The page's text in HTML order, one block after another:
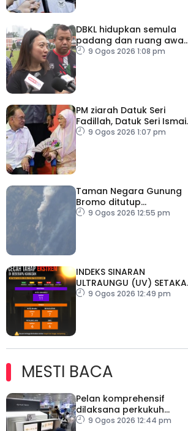
DBKL hidupkan semula
padang dan ruang
untuk semua golongan
9 Ogos 2026 1:08 pm
PM ziarah Datuk Seri
Fadillah, Datuk Seri Ismail
Sabri di IJN
9 Ogos 2026 1:07 pm
Taman Negara Gunung
Bromo ditutup
sementara
9 Ogos 2026 12:55 pm
INDEKS SINARAN
ULTRAUNGU (UV)
9 OGOS 2026 (12:00
9 Ogos 2026 12:49 pm
MESTI BACA
Pelan komprehensif
dilaksana perkukuh
keselamatan
9 Ogos 2026 12:44 pm